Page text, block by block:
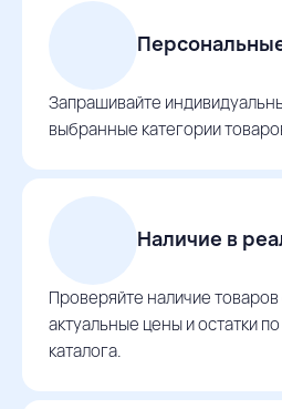
Запрашивайте
выбранные категории
Наличие в
Проверяйте наличие
актуальные цены и остатки
каталога.